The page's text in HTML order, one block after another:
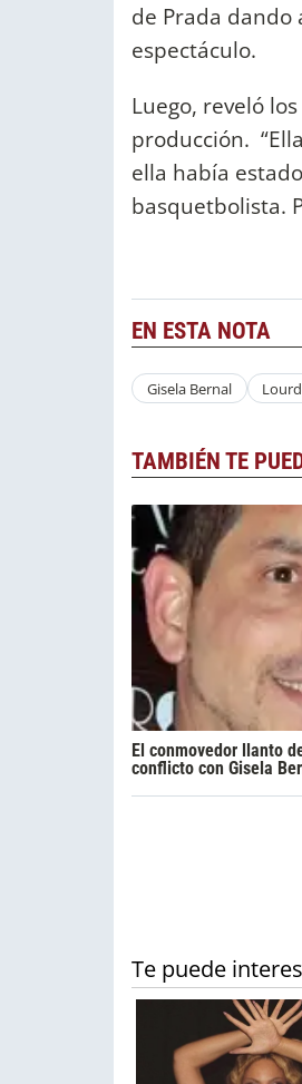
de Prada
espectáculo.
Luego, reveló
producción.
ella había
basquetbolista.
EN ESTA NOTA
Gisela Bernal
TAMBIÉN TE
El conmovedor llanto
conflicto con Gisela